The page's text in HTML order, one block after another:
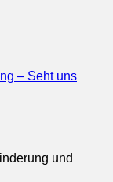
– Seht uns
und